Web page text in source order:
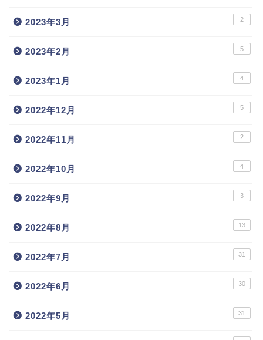
2023年3月 2
2023年2月 5
2023年1月 4
2022年12月 5
2022年11月 2
2022年10月 4
2022年9月 3
2022年8月 13
2022年7月 31
2022年6月 30
2022年5月 31